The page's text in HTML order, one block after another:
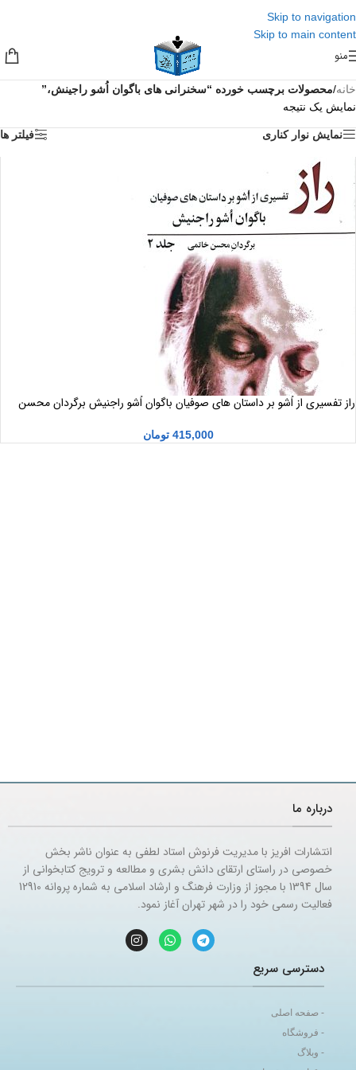
Skip to navigation
Skip to main content
منو
خانه/محصولات برچسب خورده “سخنرانی های باگوان اُشو راجینش،”
نمایش یک نتیجه
نمایش نوار کناری فیلتر ها
راز تفسیری از اُشو بر داستان های صوفیان باگوان اُشو راجنیش برگردان محسن
415,000 تومان
درباره ما
انتشارات افریز با مدیریت فرنوش استاد لطفی به عنوان ناشر بخش
خصوصی در راستای ارتقای دانش بشری و مطالعه و ترویج کتابخوانی از
سال 1394 با مجوز از وزارت فرهنگ و ارشاد اسلامی به شماره پروانه 12910
فعالیت رسمی خود را در شهر تهران آغاز نمود.
دسترسی سریع
- صفحه اصلی
- فروشگاه
- وبلاگ